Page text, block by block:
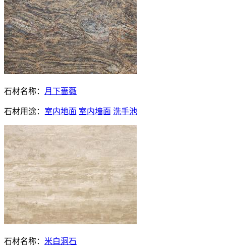
石材名称： 月下蔷薇
石材用途： 室内地面 室内墙面 洗手池
石材名称： 米白洞石